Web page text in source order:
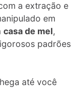
a extração e
em
casa de mel,
padrões
até você